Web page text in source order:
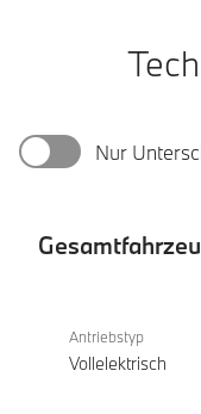
Nur
eDrive40
Touring
Antriebstyp
Vollelektrisch